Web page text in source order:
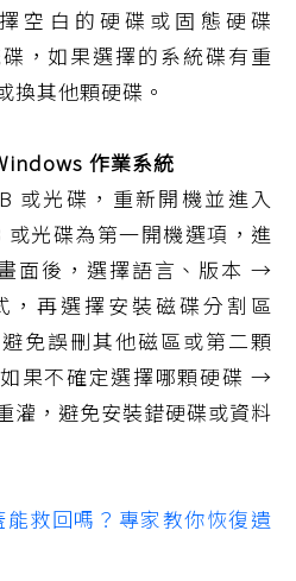
空白的硬碟或固態硬碟
碟，如果選擇的系統碟有重
換其他顆硬碟。
作業系統
或光碟，重新開機並進入
光碟為第一開機選項，進
面後，選擇語言、版本 →
，再選擇安裝磁碟分割區
免誤刪其他磁區或第二顆
果不確定選擇哪顆硬碟 →
灌，避免安裝錯硬碟或資料
能救回嗎？專家教你恢復遺